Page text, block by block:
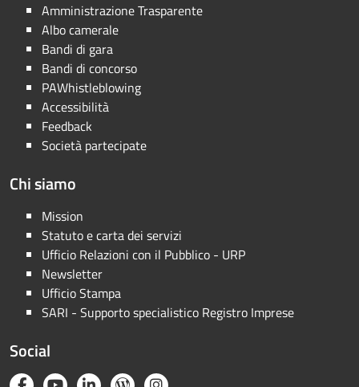
Amministrazione Trasparente
Albo camerale
Bandi di gara
Bandi di concorso
PAWhistleblowing
Accessibilità
Feedback
Società partecipate
Chi siamo
Mission
Statuto e carta dei servizi
Ufficio Relazioni con il Pubblico - URP
Newsletter
Ufficio Stampa
SARI - Supporto specialistico Registro Imprese
Social